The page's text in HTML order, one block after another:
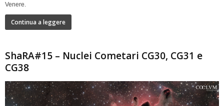
Venere.
Continua a leggere
ShaRA#15 – Nuclei Cometari CG30, CG31 e
CG38